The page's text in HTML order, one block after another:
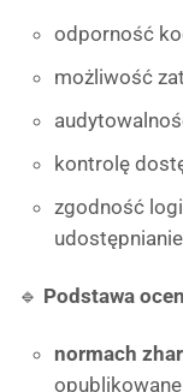
odporność
możliwość
kontrolę
zgodność
🔹 Podstawa
normach